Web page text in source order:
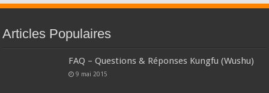
Articles Populaires
FAQ – Questions & Réponses Kungfu (Wushu)
9 mai 2015